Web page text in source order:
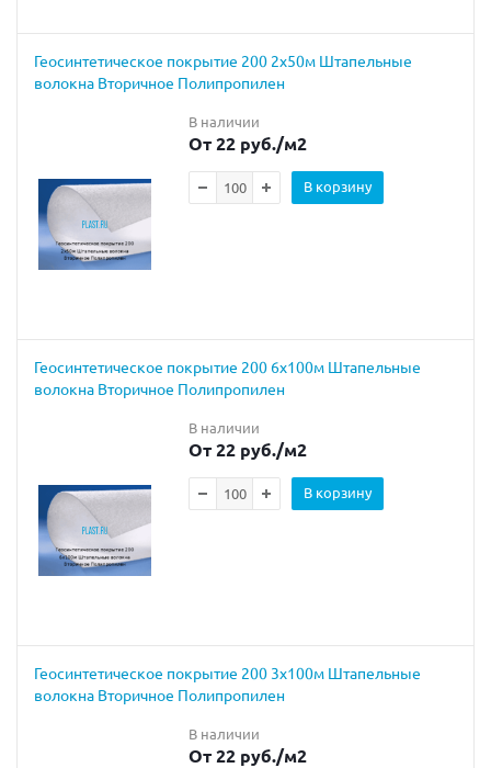
Геосинтетическое покрытие 200 2х50м Штапельные
волокна Вторичное Полипропилен
В наличии
От 22 руб./м2
В корзину
Геосинтетическое покрытие 200 6х100м Штапельные
волокна Вторичное Полипропилен
В наличии
От 22 руб./м2
В корзину
Геосинтетическое покрытие 200 3х100м Штапельные
волокна Вторичное Полипропилен
В наличии
От 22 руб./м2